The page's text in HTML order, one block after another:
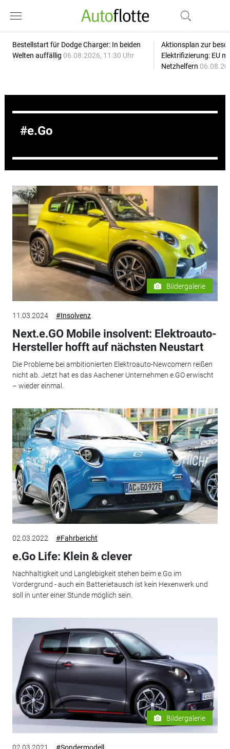
Bestellstart für Dodge Charger: In beiden
Welten auffällig 06.08.2026, 11:30 Uhr
Aktionsplan zur
Elektrifizierung: EU
Netzhelfern
e.Go
Bildergalerie
11.03.2024 #Insolvenz
Next.e.GO Mobile insolvent: Elektroauto-
Hersteller hofft auf nächsten Neustart
Die Probleme bei ambitionierten Elektroauto-Newcomern reißen
nicht ab. Jetzt hat es das Aachener Unternehmen e.GO erwischt
– wieder einmal.
02.03.2022 #Fahrbericht
e.Go Life: Klein & clever
Nachhaltigkeit und Langlebigkeit stehen beim e.Go im
Vordergrund - auch ein Batterietausch ist kein Hexenwerk und
soll in unter einer Stunde möglich sein.
Bildergalerie